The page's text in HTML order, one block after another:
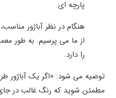
پارچه ای.
هنگام در نظر آباژور
از ما می پرسیم. به طور
را دارد.
توصیه می شود: «اگر یک آباژور
مطمئن شوید که رنگ غالب در